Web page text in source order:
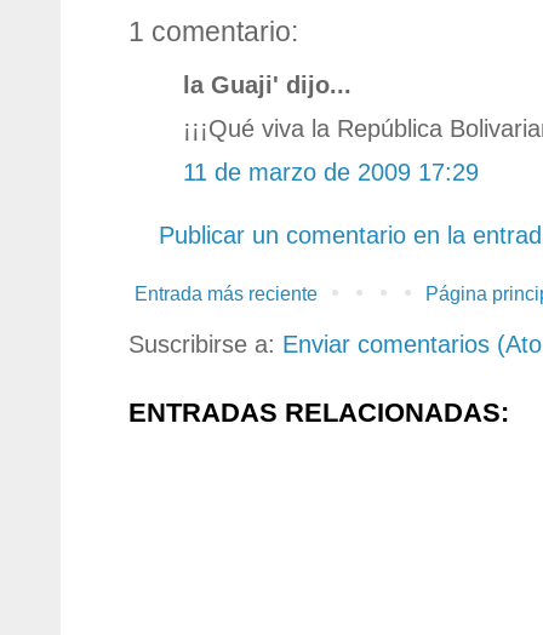
1 comentario:
la Guaji' dijo...
¡¡¡Qué viva la República
11 de marzo de 2009 17:29
Publicar un comentario en la
Entrada más reciente Página
Suscribirse a: Enviar comentarios
ENTRADAS RELACIONADAS: